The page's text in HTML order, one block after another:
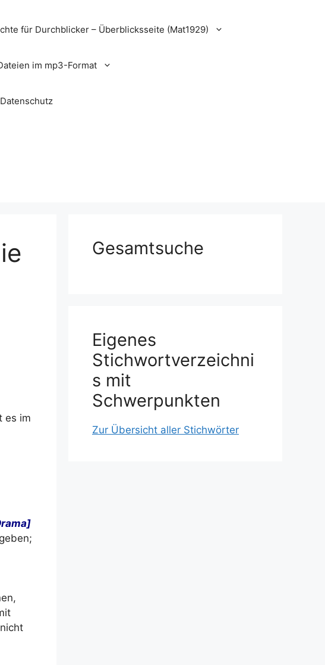
für Durchblicker – Überblicksseite (Mat1929)
im mp3-Format
Datenschutz
es im
Gesamtsuche
Eigenes
Stichwortverzeichni
s mit
Schwerpunkten
Zur Übersicht aller Stichwörter